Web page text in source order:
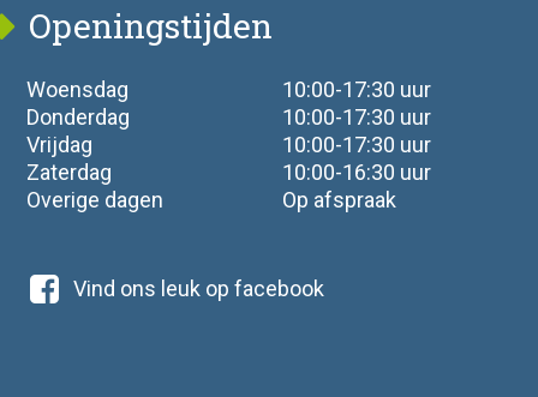
Openingstijden
Woensdag
10:00-17:30 uur
Donderdag
10:00-17:30 uur
Vrijdag
10:00-17:30 uur
Zaterdag
10:00-16:30 uur
Overige dagen
Op afspraak
Vind ons leuk op facebook